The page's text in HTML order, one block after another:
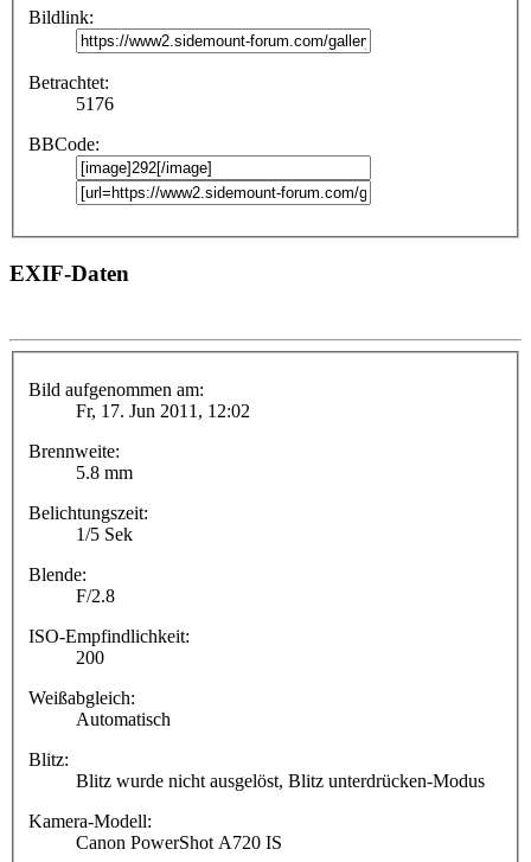
Bildlink:
Betrachtet:
5176
BBCode:
EXIF-Daten
Bild aufgenommen am:
Fr, 17. Jun 2011, 12:02
Brennweite:
5.8 mm
Belichtungszeit:
1/5 Sek
Blende:
F/2.8
ISO-Empfindlichkeit:
200
Weißabgleich:
Automatisch
Blitz:
Blitz wurde nicht ausgelöst, Blitz unterdrücken-Modus
Kamera-Modell:
Canon PowerShot A720 IS